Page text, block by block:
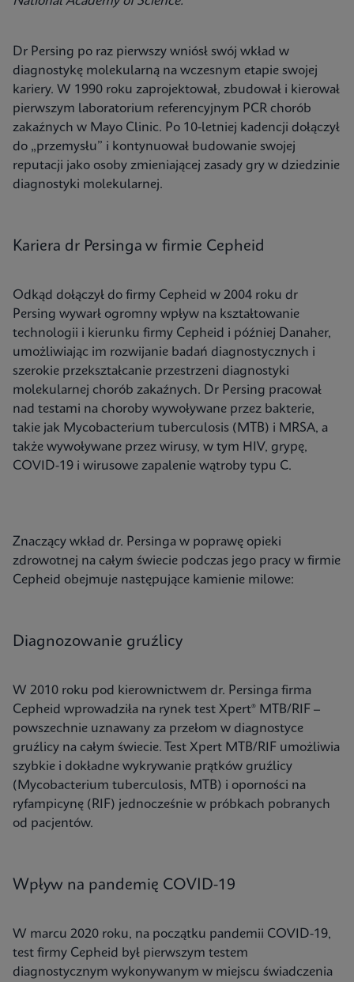
Dr Persing po raz pierwszy wniósł swój wkład w
diagnostykę molekularną na wczesnym etapie swojej
kariery. W 1990 roku zaprojektował, zbudował i kierował
pierwszym laboratorium referencyjnym PCR chorób
zakaźnych w Mayo Clinic. Po 10-letniej kadencji dołączył
do „przemysłu” i kontynuował budowanie swojej
reputacji jako osoby zmieniającej zasady gry w dziedzinie
diagnostyki molekularnej.
Kariera dr Persinga w firmie Cepheid
Odkąd dołączył do firmy Cepheid w 2004 roku dr
Persing wywarł ogromny wpływ na kształtowanie
technologii i kierunku firmy Cepheid i później Danaher,
umożliwiając im rozwijanie badań diagnostycznych i
szerokie przekształcanie przestrzeni diagnostyki
molekularnej chorób zakaźnych. Dr Persing pracował
nad testami na choroby wywoływane przez bakterie,
takie jak Mycobacterium tuberculosis (MTB) i MRSA, a
także wywoływane przez wirusy, w tym HIV, grypę,
COVID-19 i wirusowe zapalenie wątroby typu C.
Znaczący wkład dr. Persinga w poprawę opieki
zdrowotnej na całym świecie podczas jego pracy w firmie
Cepheid obejmuje następujące kamienie milowe:
Diagnozowanie gruźlicy
W 2010 roku pod kierownictwem dr. Persinga firma
Cepheid wprowadziła na rynek test Xpert® MTB/RIF –
powszechnie uznawany za przełom w diagnostyce
gruźlicy na całym świecie. Test Xpert MTB/RIF umożliwia
szybkie i dokładne wykrywanie prątków gruźlicy
(Mycobacterium tuberculosis, MTB) i oporności na
ryfampicynę (RIF) jednocześnie w próbkach pobranych
od pacjentów.
Wpływ na pandemię COVID-19
W marcu 2020 roku, na początku pandemii COVID-19,
test firmy Cepheid był pierwszym testem
diagnostycznym wykonywanym w miejscu świadczenia